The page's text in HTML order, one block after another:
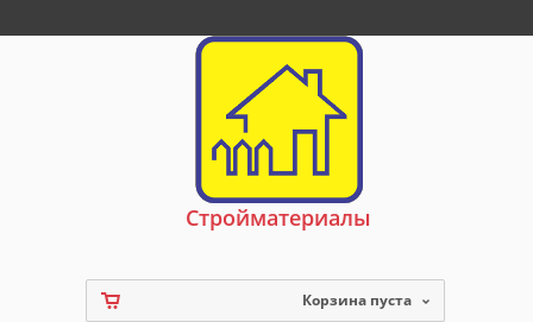
Стройматериалы
Корзина пуста